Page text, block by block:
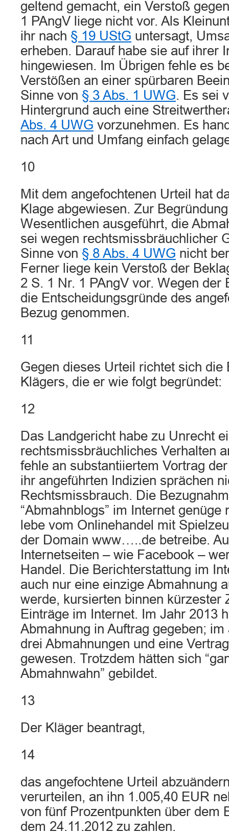
geltend gemacht, ein Verstoß
1 PAngV liege nicht vor. Als
ihr nach § 19 UStG untersagt,
erheben. Darauf habe sie auf ihrer
hingewiesen. Im Übrigen fehle es
Verstößen an einer spürbaren
Sinne von § 3 Abs. 1 UWG. Es sei
Hintergrund auch eine
Abs. 4 UWG vorzunehmen. Es
nach Art und Umfang einfach
10
Mit dem angefochtenen Urteil hat
Klage abgewiesen. Zur
Wesentlichen ausgeführt, die
sei wegen rechtsmissbräuchlicher
Sinne von § 8 Abs. 4 UWG nicht
Ferner liege kein Verstoß der
2 S. 1 Nr. 1 PAngV vor. Wegen der
die Entscheidungsgründe des
Bezug genommen.
11
Gegen dieses Urteil richtet sich die
Klägers, die er wie folgt begründet:
12
Das Landgericht habe zu Unrecht
rechtsmissbräuchliches Verhalten
fehle an substantiiertem Vortrag
ihr angeführten Indizien sprächen
Rechtsmissbrauch. Die
“Abmahnblogs” im Internet genüge
lebe vom Onlinehandel mit
der Domain www…..de betreibe.
Internetseiten – wie Facebook –
Handel. Die Berichterstattung im
auch nur eine einzige Abmahnung
werde, kursierten binnen kürzester
Einträge im Internet. Im Jahr 2013
Abmahnung in Auftrag gegeben;
drei Abmahnungen und eine
gewesen. Trotzdem hätten sich
Abmahnwahn” gebildet.
13
Der Kläger beantragt,
14
das angefochtene Urteil
verurteilen, an ihn 1.005,40 EUR
von fünf Prozentpunkten über dem
dem 24.11.2012 zu zahlen.